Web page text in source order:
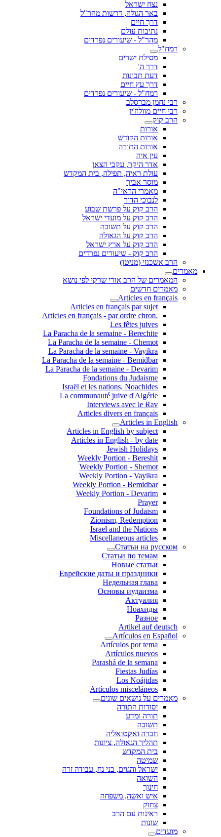
נצח ישראל
באר הגולה, דרשות מהר"ל
דרך חיים
נתיבות עולם
מהר"ל - שיעורים נפרדים
רמח"ל
מסילת ישרים
דרך ה'
דעת תבונות
דרך עץ חיים
רמח"ל - שיעורים נפרדים
רבי נחמן מברסלב
רבי חיים מוולוז'ין
הרב קוק
אורות
אורות הקודש
אורות התורה
עין איה
אדר היקר, עקבי הצאן
עולת ראיה, תפילה, בית המקדש
מוסר אביך
מאמרי הראי"ה
לנבוכי הדור
הרב קוק על פרשת שבוע
הרב קוק על מועדי ישראל
הרב קוק על תשובה
הרב קוק על הגאולה
הרב קוק על ארץ ישראל
הרב קוק - שיעורים נפרדים
הרב אשכנזי (מניטו)
מאמרים
המאמרים של הרב אורי שרקי לפי נושא
מאמרים חדשים
Articles en français
Articles en français par sujet
.Articles en français - par ordre chron
Les fêtes juives
La Paracha de la semaine - Berechite
La Paracha de la semaine - Chemot
La Paracha de la semaine - Vayikra
La Paracha de la semaine - Bemidbar
La Paracha de la semaine - Devarim
Fondations du Judaisme
Israël et les nations, Noachides
La communauté juive d'Algérie
Interviews avec le Rav
Articles divers en français
Articles in English
Articles in English by subject
Articles in English - by date
Jewish Holidays
Weekly Portion - Bereshit
Weekly Portion - Shemot
Weekly Portion - Vayikra
Weekly Portion - Bemidbar
Weekly Portion - Devarim
Prayer
Foundations of Judaism
Zionism, Redemption
Israel and the Nations
Miscellaneous articles
Статьи на русском
Статьи по темам
Новые статьи
Еврейские даты и праздники
Недельная глава
Основы иудаизма
Актуалия
Ноахиды
Разное
Artikel auf deutsch
Artículos en Español
Artículos por tema
Artículos nuevos
Parashá de la semana
Fiestas Judías
Los Noájidas
Artículos misceláneos
מאמרים על נושאים שונים
יסודות התורה
תורה ומדע
תשובה
חברה ואקטואליה
תהליך הגאולה, ציונות
בית המקדש
שמיטה
ישראל והגוים, בני נח, עבודה זרה
השואה
חינוך
איש ואשה, משפחה
צחוק
ראינות עם הרב
שונות
מועדים